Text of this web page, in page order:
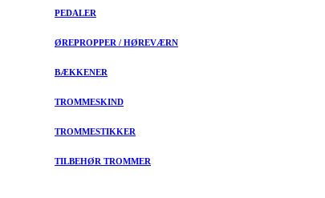
PEDALER
ØREPROPPER / HØREVÆRN
BÆKKENER
TROMMESKIND
TROMMESTIKKER
TILBEHØR TROMMER